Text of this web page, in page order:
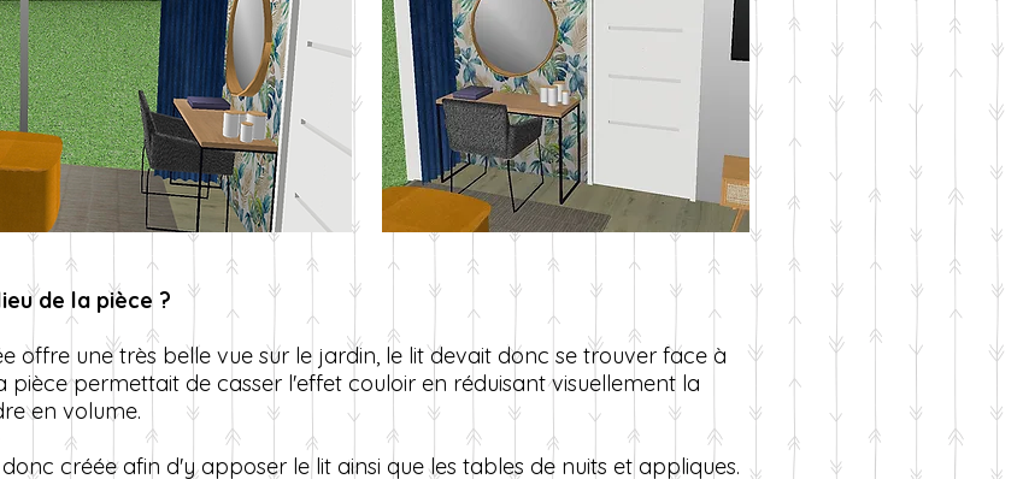
de la pièce ?
offre une très belle vue sur le jardin, le lit devait donc se trouver face à
pièce permettait de casser l'effet couloir en réduisant visuellement la
en volume.
créée afin d'y apposer le lit ainsi que les tables de nuits et appliques.